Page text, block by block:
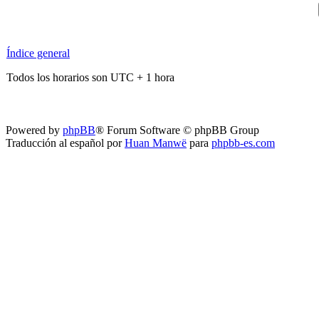
Índice general
Todos los horarios son UTC + 1 hora
Powered by phpBB® Forum Software © phpBB Group
Traducción al español porHuan Manwë para phpbb-es.com